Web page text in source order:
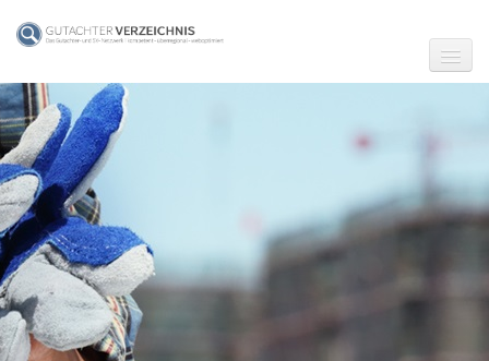
☗ Start
Gutachter in Berlin
Gutachter in Frankfurt (Main)
Gutachter in Hamburg
Gutachter in Köln
Gutachter in München